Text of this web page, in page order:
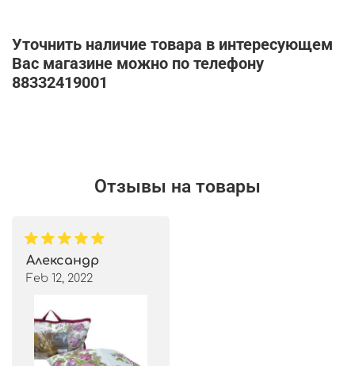
Уточнить наличие товара в интересующем
Вас магазине можно по телефону
88332419001
Отзывы на товары
Александр
Feb 12, 2022